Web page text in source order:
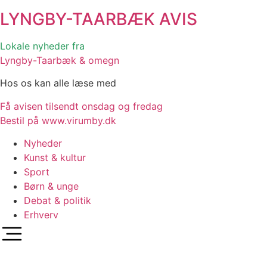
LYNGBY-TAARBÆK AVIS
Lokale nyheder fra
Lyngby-Taarbæk & omegn
Hos os kan alle læse med
Få avisen tilsendt onsdag og fredag
Bestil på www.virumby.dk
Nyheder
Kunst & kultur
Sport
Børn & unge
Debat & politik
Erhverv